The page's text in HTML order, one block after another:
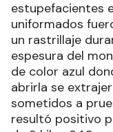
estupefacientes
uniformados
un rastrillaje
espesura del
de color azul
abrirla se
sometidos a
resultó positivo